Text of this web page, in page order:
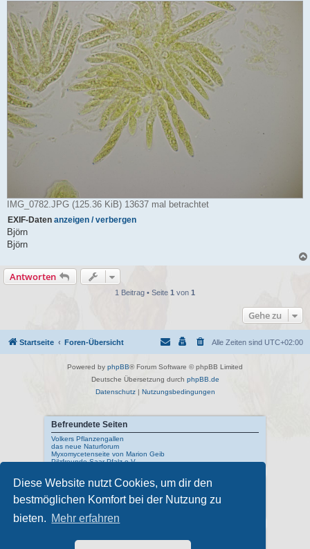
Diese Website nutzt Cookies, um dir den
bestmöglichen Komfort bei der Nutzung zu
bieten. Mehr erfahren
IMG_0782.JPG (125.36 KiB) 13637 mal betrachtet
EXIF-Daten anzeigen / verbergen
Björn
Björn
Antworten
1 Beitrag • Seite 1 von 1
Gehe zu
Startseite Foren-Übersicht Alle Zeiten sind UTC+02:00
Powered by phpBB® Forum Software © phpBB Limited
Deutsche Übersetzung durch phpBB.de
Datenschutz| Nutzungsbedingungen
Befreundete Seiten
Volkers Pflanzengallen
das neue Naturforum
Myxomycetenseite von Marion Geib
Pilzfreunde Saar-Pfalz e.V.
Interne Links
Mykologisches Lexikon
meine Naturfotos
Pilzfotopage - Suchmaschine